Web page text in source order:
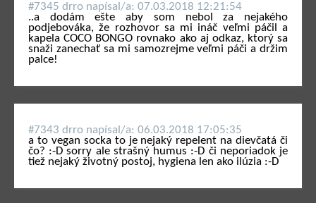
#7345 drro napí­sal/a: 07.03.2018 12:21:54
..a dodám ešte aby som nebol za nejakého
podjebováka, že rozhovor sa mi ináč veľmi páčil a
kapela COCO BONGO rovnako ako aj odkaz, ktorý sa
snaži zanechať sa mi samozrejme veľmi páči a držim
palce!
#7343 drro napí­sal/a: 06.03.2018 17:05:35
a to vegan socka to je nejaký repelent na dievčatá či
čo? :-D sorry ale strašný humus :-D či neporiadok je
tiež nejaký životný postoj, hygiena len ako ilúzia :-D